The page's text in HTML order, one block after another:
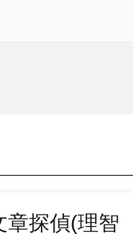
章探偵(理智